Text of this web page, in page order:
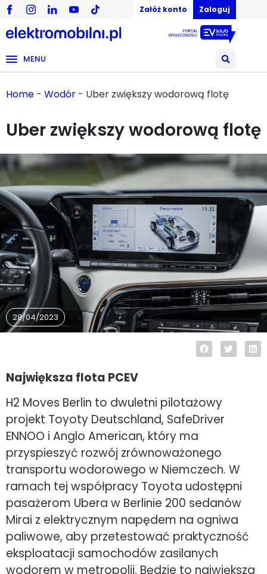
Załóż konto Zaloguj
MENU
Home - Wodór - Uber zwiększy wodorową flotę
Uber zwiększy wodorową flotę
28/04/2023
Największa flota PCEV
H2 Moves Berlin to dwuletni pilotażowy
projekt Toyoty Deutschland, SafeDriver
ENNOO i Anglo American, który ma
przyspieszyć rozwój zrównoważonego
transportu wodorowego w Niemczech. W
ramach tej współpracy Toyota udostępni
pasażerom Ubera w Berlinie 200 sedanów
Mirai z elektrycznym napędem na ogniwa
paliwowe, aby przetestować praktyczność
eksploatacji samochodów zasilanych
wodorem w metropolii. Będzie to największa